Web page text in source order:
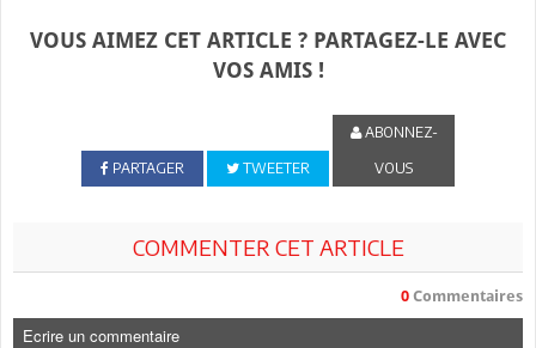
VOUS AIMEZ CET ARTICLE ? PARTAGEZ-LE AVEC
VOS AMIS !
PARTAGER TWEETER
ABONNEZ-
VOUS
COMMENTER CET ARTICLE
0 Commentaires
Ecrire un commentaire